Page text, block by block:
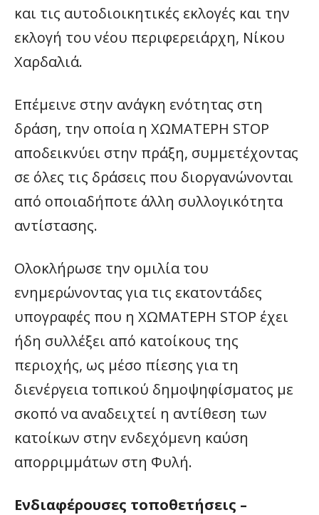
και τις αυτοδιοικητικές εκλογές και την
εκλογή του νέου περιφερειάρχη, Νίκου
Χαρδαλιά.
Επέμεινε στην ανάγκη ενότητας στη
δράση, την οποία η ΧΩΜΑΤΕΡΗ STOP
αποδεικνύει στην πράξη, συμμετέχοντας
σε όλες τις δράσεις που διοργανώνονται
από οποιαδήποτε άλλη συλλογικότητα
αντίστασης.
Ολοκλήρωσε την ομιλία του
ενημερώνοντας για τις εκατοντάδες
υπογραφές που η ΧΩΜΑΤΕΡΗ STOP έχει
ήδη συλλέξει από κατοίκους της
περιοχής, ως μέσο πίεσης για τη
διενέργεια τοπικού δημοψηφίσματος με
σκοπό να αναδειχτεί η αντίθεση των
κατοίκων στην ενδεχόμενη καύση
απορριμμάτων στη Φυλή.
Ενδιαφέρουσες τοποθετήσεις –